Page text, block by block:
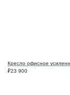
Кресло офисное
₽23 900